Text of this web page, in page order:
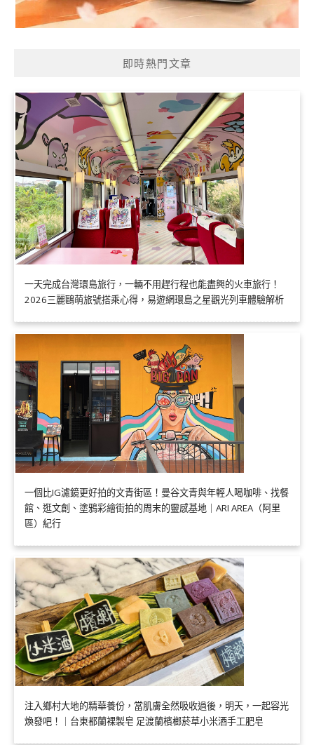
即時熱門文章
一天完成台灣環島旅行，一輛不用趕行程也能盡興的火車旅行！
2026三麗鷗萌旅號搭乘心得，易遊網環島之星觀光列車體驗解析
一個比IG濾鏡更好拍的文青街區！曼谷文青與年輕人喝咖啡、找餐
館、逛文創、塗鴉彩繪街拍的周末的靈感基地｜ARI AREA（阿里
區）紀行
注入鄉村大地的精華養份，當肌膚全然吸收過後，明天，一起容光
煥發吧！｜台東都蘭裸製皂 足渡蘭檳榔菸草小米酒手工肥皂